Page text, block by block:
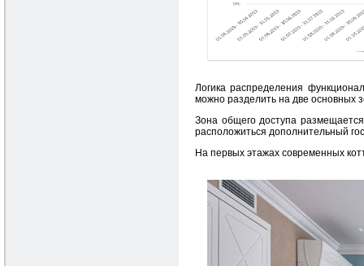
Логика распределения
можно разделить на две основных
Зона общего доступа
расположиться дополнительный
На первых этажах современных